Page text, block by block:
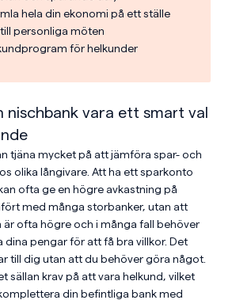
hela din ekonomi på ett ställe
personliga möten
för helkunder
nischbank vara ett smart val
tjäna mycket på att jämföra spar- och
olika långivare. Att ha ett sparkonto
ofta ge en högre avkastning på
med många storbanker, utan att
är ofta högre och i många fall behöver
dina pengar för att få bra villkor. Det
till dig utan att du behöver göra något.
sällan krav på att vara helkund, vilket
din befintliga bank med